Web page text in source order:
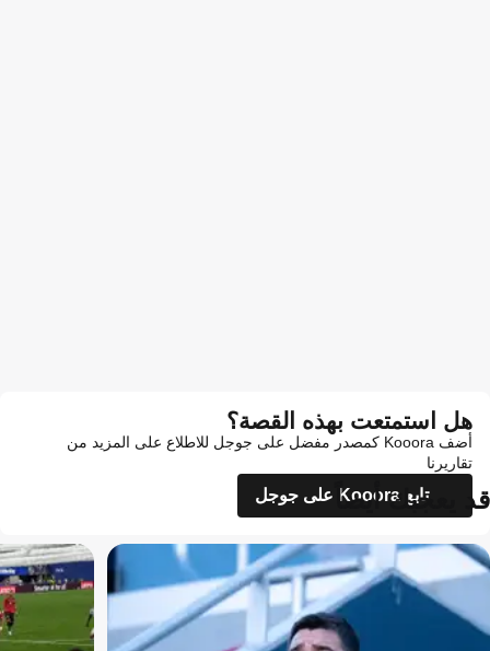
هل استمتعت بهذه القصة؟
أضف Kooora كمصدر مفضل على جوجل للاطلاع على المزيد من
تقاريرنا
تابع Kooora على جوجل
قد يعجبك أيضاً